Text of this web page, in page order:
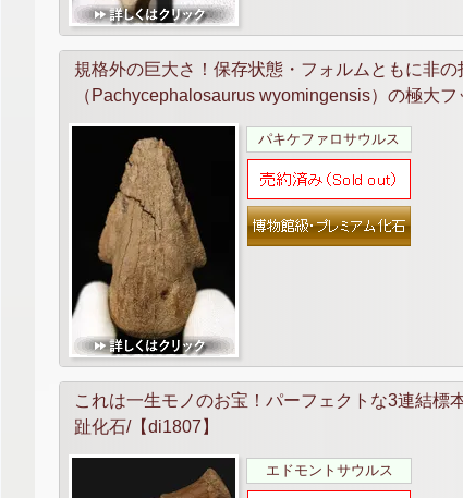
規格外の巨大さ！保存状態・フォルムともに非
（Pachycephalosaurus wyomingensis）の極大フ
パキケファロサウルス
これは一生モノのお宝！パーフェクトな3連結標
趾化石/【di1807】
エドモントサウルス